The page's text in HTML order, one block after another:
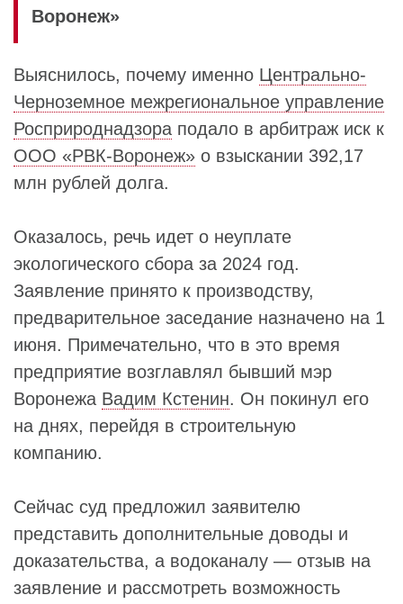
Воронеж»
Выяснилось, почему именно Центрально-
Черноземное межрегиональное управление
Росприроднадзора подало в арбитраж иск к
ООО «РВК-Воронеж» о взыскании 392,17
млн рублей долга.
Оказалось, речь идет о неуплате
экологического сбора за 2024 год.
Заявление принято к производству,
предварительное заседание назначено на 1
июня. Примечательно, что в это время
предприятие возглавлял бывший мэр
Воронежа Вадим Кстенин. Он покинул его
на днях, перейдя в строительную
компанию.
Сейчас суд предложил заявителю
представить дополнительные доводы и
доказательства, а водоканалу — отзыв на
заявление и рассмотреть возможность